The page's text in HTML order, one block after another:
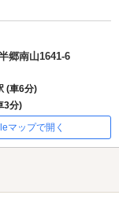
郷南山1641-6
(車6分)
3分)
マップで開く